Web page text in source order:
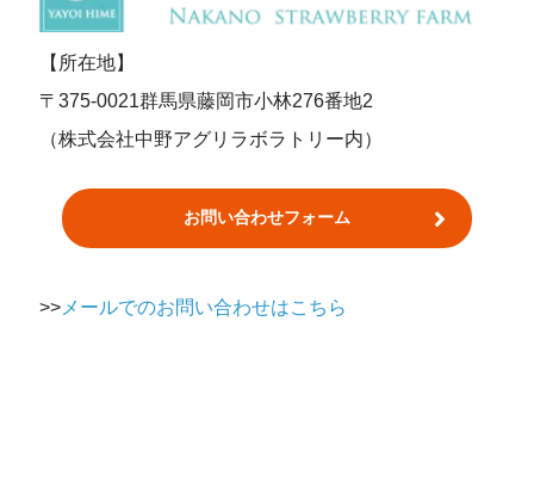
【所在地】
〒375-0021群馬県藤岡市小林276番地2
（株式会社中野アグリラボラトリー内）
お問い合わせフォーム
>>メールでのお問い合わせはこちら